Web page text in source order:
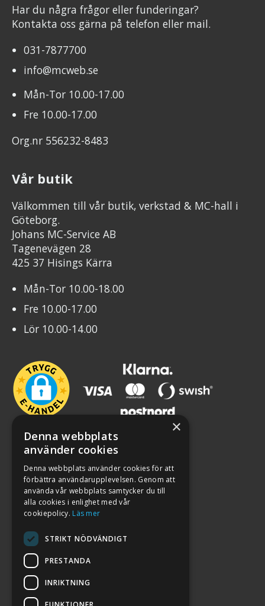
Har du några frågor eller funderingar?
Kontakta oss gärna på telefon eller mail.
031-7877700
info@mcweb.se
Mån-Tor 10.00-17.00
Fre 10.00-17.00
Org.nr 556232-8483
Vår butik
Välkommen till vår butik, verkstad & MC-hall i
Göteborg.
Johans MC-Service AB
Tagenevägen 28
425 37 Hisings Kärra
Mån-Tor 10.00-18.00
Fre 10.00-17.00
Lör 10.00-14.00
2026. ALL RIGHTS RESERVED.
×
Denna webbplats
använder cookies
Denna webbplats använder cookies för att
förbättra användarupplevelsen. Genom att
använda vår webbplats samtycker du till
alla cookies i enlighet med vår
cookiepolicy. Läs mer
STRIKT NÖDVÄNDIGT
PRESTANDA
INRIKTNING